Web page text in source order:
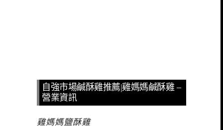
自強市場鹹酥雞推薦|雞媽媽鹹酥雞 –
營業資訊
雞媽媽鹽酥雞